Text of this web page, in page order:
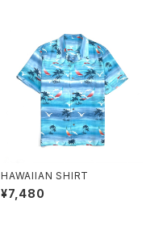
HAWAIIAN SHIRT
¥7,480